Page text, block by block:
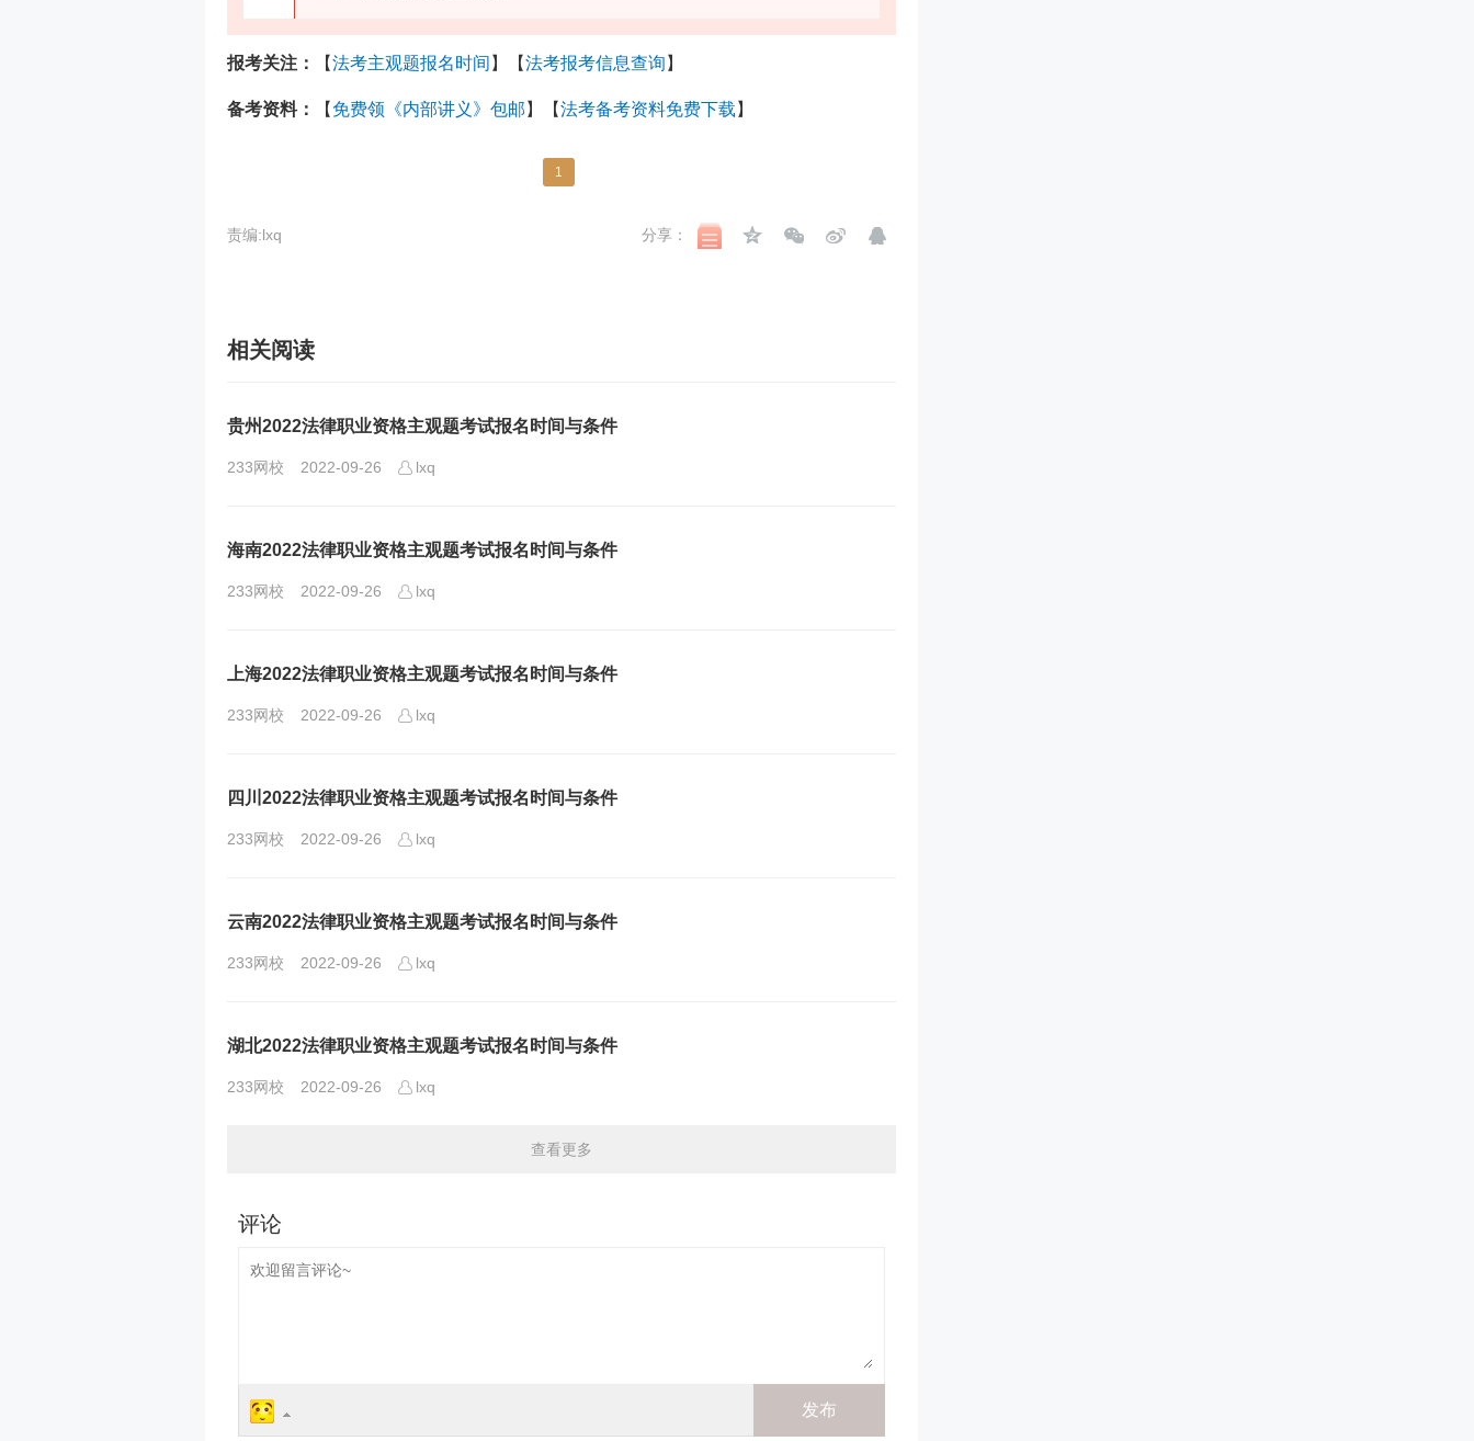
报考关注： 【法考主观题报名时间 】【法考报考信息查询 】
备考资料： 【 免费领《内部讲义》包邮 】【法考备考资料免费下载 】
1
责编:lxq 分享：
相关阅读
贵州2022法律职业资格主观题考试报名时间与条件
233网校 2022-09-26 lxq
海南2022法律职业资格主观题考试报名时间与条件
233网校 2022-09-26 lxq
上海2022法律职业资格主观题考试报名时间与条件
233网校 2022-09-26 lxq
四川2022法律职业资格主观题考试报名时间与条件
233网校 2022-09-26 lxq
云南2022法律职业资格主观题考试报名时间与条件
233网校 2022-09-26 lxq
湖北2022法律职业资格主观题考试报名时间与条件
233网校 2022-09-26 lxq
查看更多